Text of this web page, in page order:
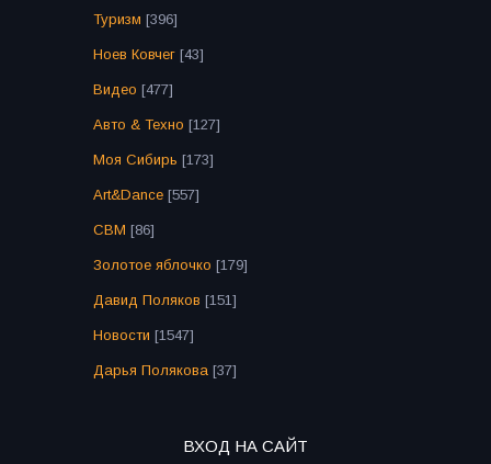
Туризм [396]
Ноев Ковчег [43]
Видео [477]
Авто & Техно [127]
Моя Сибирь [173]
Art&Dance [557]
СВМ [86]
Золотое яблочко [179]
Давид Поляков [151]
Новости [1547]
Дарья Полякова [37]
ВХОД НА САЙТ